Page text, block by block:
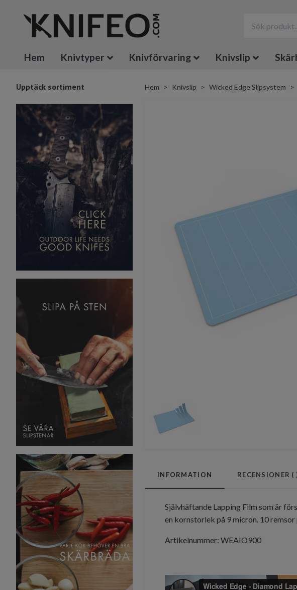
Hem Knivtyper Knivförvaring Knivslip
Upptäck sortiment Hem Knivslip Wicked Edge Slipsystem
INFORMATION RECENSIONER (
Självhäftande Lapping Film som är
en kornstorlek på 9 micron. 10 remsor
Artikelnummer: WEAIO900